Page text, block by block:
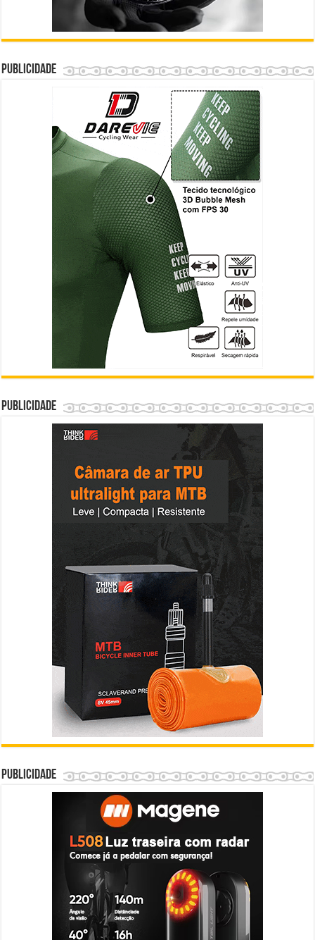
Publicidade
Publicidade
Publicidade